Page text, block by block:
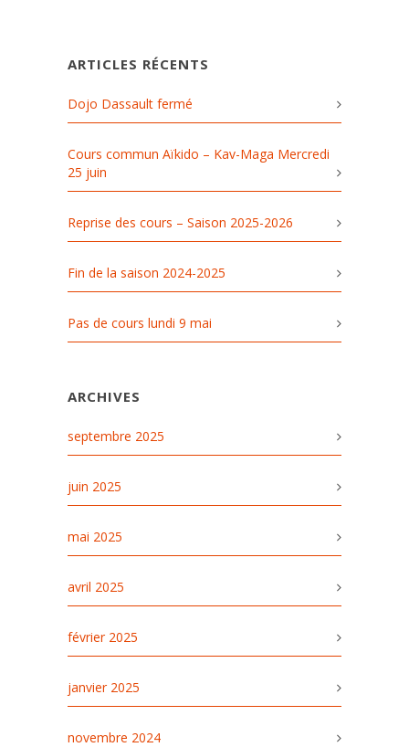
ARTICLES RÉCENTS
Dojo Dassault fermé
Cours commun Aïkido – Kav-Maga Mercredi
25 juin
Reprise des cours – Saison 2025-2026
Fin de la saison 2024-2025
Pas de cours lundi 9 mai
ARCHIVES
septembre 2025
juin 2025
mai 2025
avril 2025
février 2025
janvier 2025
novembre 2024